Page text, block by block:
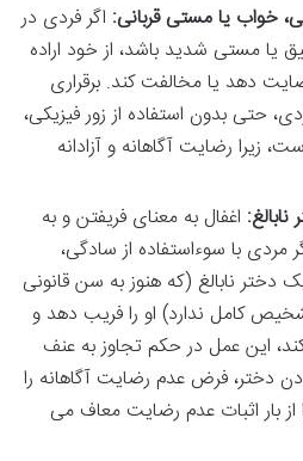
خواب یا مستی قربانی: اگر فردی در
یا مستی شدید باشد، از خود اراده
دهد یا مخالفت کند. برقراری
حتی بدون استفاده از زور فیزیکی،
زیرا رضایت آگاهانه و آزادانه
اغفال به معنای فریفتن و به
مردی با سوءاستفاده از سادگی،
دختر نابالغ (که هنوز به سن قانونی
کامل ندارد) او را فریب دهد و
کند، این عمل در حکم تجاوز به عنف
دختر، فرض عدم رضایت آگاهانه را
از بار اثبات عدم رضایت معاف می